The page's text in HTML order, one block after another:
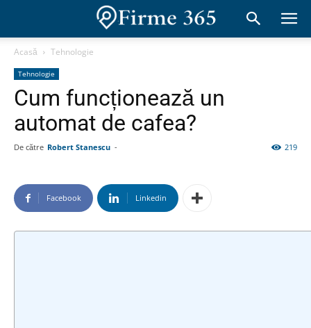
Acasă Tehnologie
Tehnologie
Cum funcționează un
automat de cafea?
De către Robert Stanescu - 219
Facebook Linkedin